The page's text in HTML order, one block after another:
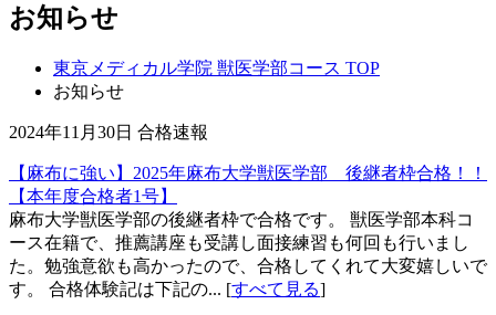
お知らせ
東京メディカル学院 獣医学部コース TOP
お知らせ
2024年11月30日 合格速報
【麻布に強い】2025年麻布大学獣医学部 後継者枠合格！！
【本年度合格者1号】
麻布大学獣医学部の後継者枠で合格です。 獣医学部本科コ
ース在籍で、推薦講座も受講し面接練習も何回も行いまし
た。勉強意欲も高かったので、合格してくれて大変嬉しいで
す。 合格体験記は下記の... [すべて見る]